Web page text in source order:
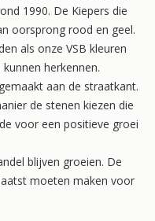
1990. De Kiepers die
oorsprong rood en geel.
als onze VSB kleuren
herkennen.
aan de straatkant.
de stenen kiezen die
voor een positieve groei
blijven groeien. De
moeten maken voor